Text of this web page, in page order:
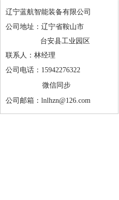
辽宁蓝航智能装备有限公司
公司地址：辽宁省鞍山市
台安县工业园区
联系人：林经理
公司电话：15942276322
微信同步
公司邮箱：lnlhzn@126.com